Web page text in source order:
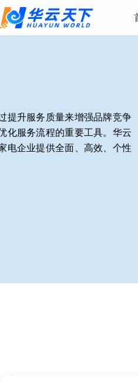
提升服务质量来增强品牌竞争
化服务流程的重要工具。华云
电企业提供全面、高效、个性